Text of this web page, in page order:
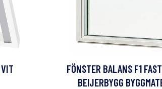
FÖNSTER BALANS F1
BEIJERBYGG